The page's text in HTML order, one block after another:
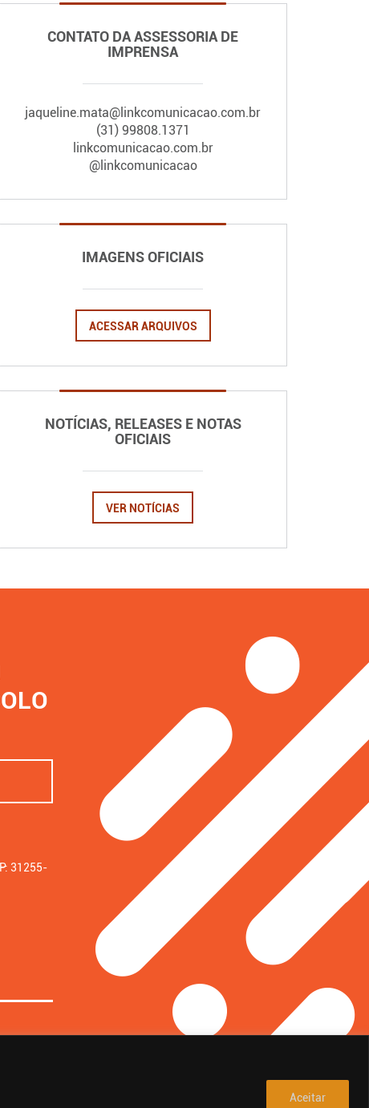
Aceitar
CONTATO DA ASSESSORIA DE
IMPRENSA
jaqueline.mata@linkcomunicacao.com.br
(31) 99808.1371
linkcomunicacao.com.br
@linkcomunicacao
IMAGENS OFICIAIS
ACESSAR ARQUIVOS
NOTÍCIAS, RELEASES E NOTAS
OFICIAIS
VER NOTÍCIAS
31255-